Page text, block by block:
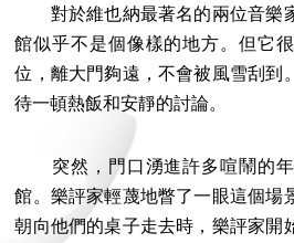
對於維也納最著名的兩位音樂
館似乎不是個像樣的地方。但它
位，離大門夠遠，不會被風雪刮到
待一頓熱飯和安靜的討論。
突然，門口湧進許多喧鬧的年
館。樂評家輕蔑地瞥了一眼這個場
朝向他們的桌子走去時，樂評家開